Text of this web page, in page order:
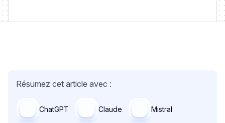
Résumez cet article avec :
ChatGPT Claude Mistral